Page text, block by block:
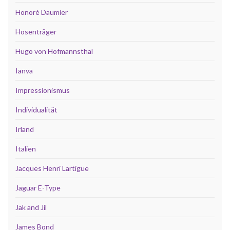
Honoré Daumier
Hosenträger
Hugo von Hofmannsthal
Ianva
Impressionismus
Individualität
Irland
Italien
Jacques Henri Lartigue
Jaguar E-Type
Jak and Jil
James Bond